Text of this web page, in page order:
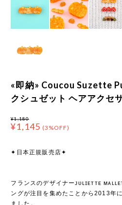
«即納» Coucou Suzette
クシュゼット ヘアアクセ
¥1,180
¥1,145 (3%OFF)
✦日本正規販売店✦
フランスのデザイナーᴊᴜʟɪᴇᴛᴛᴇ
ングが注目を集めたことから2013年
ました⁡。